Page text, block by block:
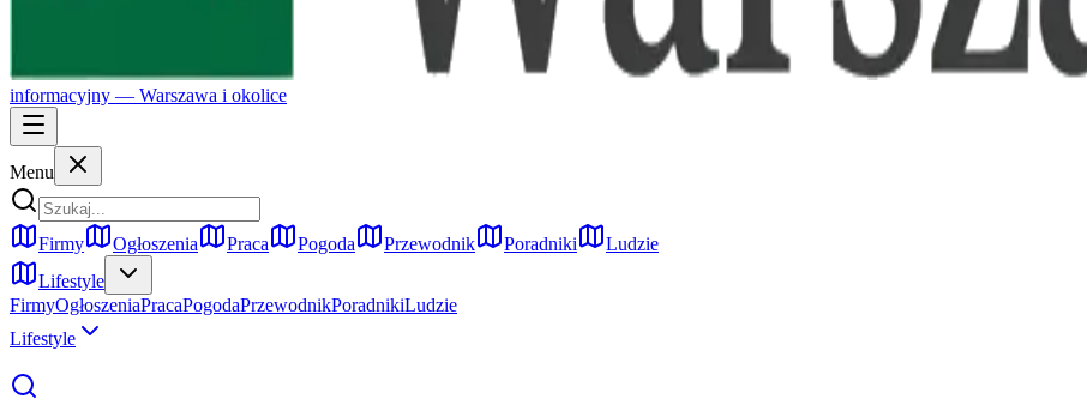
informacyjny — Warszawa i okolice
Menu
Firmy Ogłoszenia Praca Pogoda Przewodnik Poradniki
Ludzie
Lifestyle
FirmyOgłoszeniaPracaPogodaPrzewodnikPoradnikiLudzie
Lifestyle